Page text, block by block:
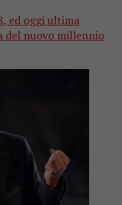
ed oggi ultima
del nuovo millennio